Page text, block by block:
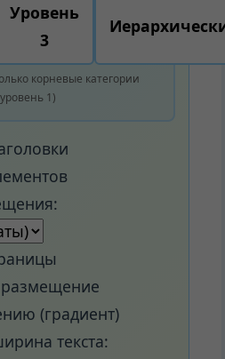
Уровень
3
корневые категории
1)
(градиент)
текста: